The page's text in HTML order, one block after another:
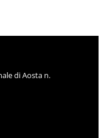
di Aosta n.